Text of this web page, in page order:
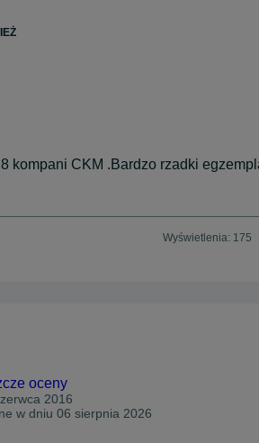
kompani CKM .Bardzo rzadki
Wyświetlenia: 175
oceny
2016
w dniu 06 sierpnia 2026